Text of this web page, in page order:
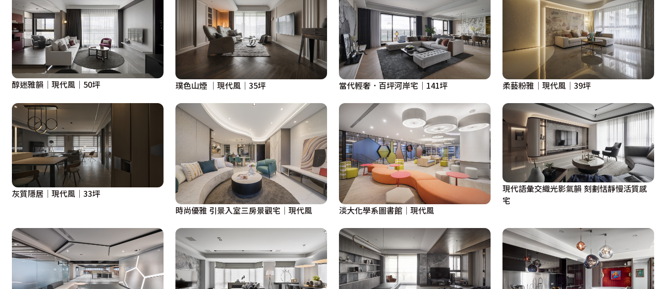
醇迷雅韻｜現代風｜50坪 璞色山煙 │現代風│35坪 當代輕奢．百坪河岸宅｜141坪 柔藝粉雅│現代風│39坪
灰質隱居│現代風│33坪
時尚優雅 引景入室三房景觀宅│現代風
淡大化學系圖書館│現代風
現代語彙交織光影氣韻 刻劃恬靜慢活質感
宅